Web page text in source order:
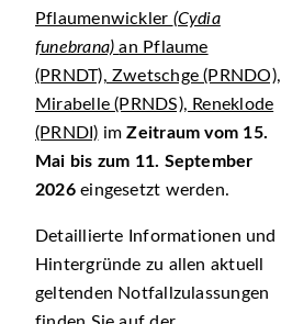
Pflaumenwickler (Cydia
funebrana)an Pflaume
(PRNDT), Zwetschge (PRNDO),
Mirabelle (PRNDS), Reneklode
(PRNDI) imZeitraum vom 15.
Mai bis zum 11. September
2026eingesetzt werden.
Detaillierte Informationen und
Hintergründe zu allen aktuell
geltenden Notfallzulassungen